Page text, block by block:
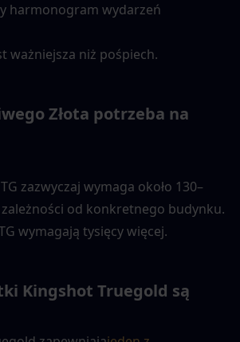
harmonogram wydarzeń
ważniejsza niż pośpiech.
Złota potrzeba na
zazwyczaj wymaga około 130–
od konkretnego budynku.
wymagają tysięcy więcej.
Kingshot Truegold są